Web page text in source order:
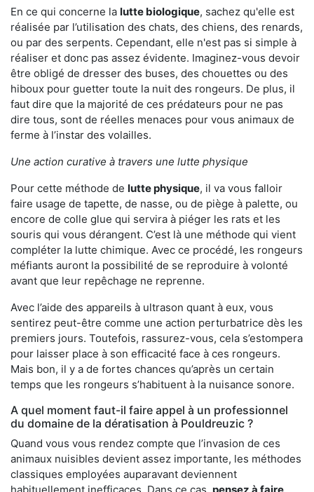
En ce qui concerne la lutte biologique, sachez qu'elle est
réalisée par l’utilisation des chats, des chiens, des renards,
ou par des serpents. Cependant, elle n'est pas si simple à
réaliser et donc pas assez évidente. Imaginez-vous devoir
être obligé de dresser des buses, des chouettes ou des
hiboux pour guetter toute la nuit des rongeurs. De plus, il
faut dire que la majorité de ces prédateurs pour ne pas
dire tous, sont de réelles menaces pour vous animaux de
ferme à l’instar des volailles.
Une action curative à travers une lutte physique
Pour cette méthode de lutte physique, il va vous falloir
faire usage de tapette, de nasse, ou de piège à palette, ou
encore de colle glue qui servira à piéger les rats et les
souris qui vous dérangent. C’est là une méthode qui vient
compléter la lutte chimique. Avec ce procédé, les rongeurs
méfiants auront la possibilité de se reproduire à volonté
avant que leur repêchage ne reprenne.
Avec l’aide des appareils à ultrason quant à eux, vous
sentirez peut-être comme une action perturbatrice dès les
premiers jours. Toutefois, rassurez-vous, cela s’estompera
pour laisser place à son efficacité face à ces rongeurs.
Mais bon, il y a de fortes chances qu’après un certain
temps que les rongeurs s’habituent à la nuisance sonore.
A quel moment faut-il faire appel à un professionnel
du domaine de la dératisation à Pouldreuzic ?
Quand vous vous rendez compte que l’invasion de ces
animaux nuisibles devient assez importante, les méthodes
classiques employées auparavant deviennent
habituellement inefficaces. Dans ce cas, pensez à faire